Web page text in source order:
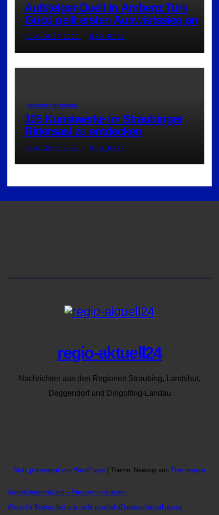
Aufsteiger-Duell in Amberg:Türk
Gücü peilt ersten Auswärtssieg an
6. AUGUST 2026 RED_RA24
REGION STRAUBING
105 Kunstwerke im Straubinger
Rittersaal zu entdecken
6. AUGUST 2026 RED_RA24
regio-aktuell24
Nachrichten aus den Regionen Straubing, Landshut,
Deggendorf und Dingolfing-Landau
Stolz präsentiert von WordPress Theme: Newsup von Themeansar
KontaktAutoren(pm) – Pressemitteilungen
Wenn Ihr Beitrag bei uns nicht erscheintDatenschutzerklärung